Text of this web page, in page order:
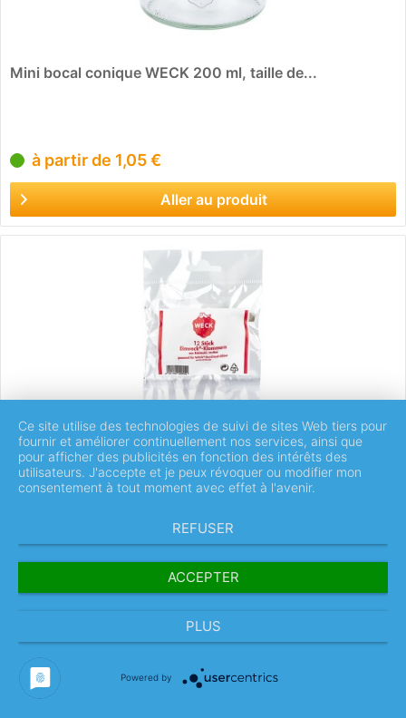
Mini bocal conique WECK 200 ml, taille de...
à partir de 1,05 €
Aller au produit
12x attache pour conserve WECK
Aller au produit
Ce site utilise des technologies de suivi de sites Web tiers pour
fournir et améliorer continuellement nos services, ainsi que
pour afficher des publicités en fonction des intérêts des
utilisateurs. J'accepte et je peux révoquer ou modifier mon
consentement à tout moment avec effet à l'avenir.
REFUSER
ACCEPTER
PLUS
Powered by